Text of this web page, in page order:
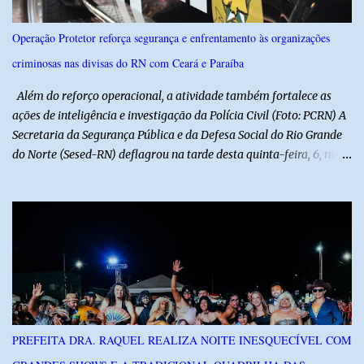
Nacional Brasileiro de modo a estimular os estudantes interpretar
e debater o seu conteúdo. De acordo com o vereador, a Secretaria
Municipal de Educação poderá expedir normas complementares
necessárias ao cumprimento da lei.
Operação Protetor reforça segurança e enfrentamento às organizações
criminosas nas divisas do RN com Ceará e Paraíba
Além do reforço operacional, a atividade também fortalece as
ações de inteligência e investigação da Polícia Civil (Foto: PCRN) A
Secretaria da Segurança Pública e da Defesa Social do Rio Grande
do Norte (Sesed-RN) deflagrou na tarde desta quinta-feira, 6, mais
do Norte com os estados do Ceará e da Paraíba. A mobilização,
com concentração e saída de equipes policiais, ocorreu às 16h, no
município de Baraúna, no Oeste potiguar. A operação reúne
efetivos da Polícia Militar do Rio Grande do Norte, da Polícia Civil
do Rio Grande do Norte e da Polícia Militar do Ceará, reforçando a
atuação integrada entre as forças de segurança e intensificando o
PREFEITA DRA. RAQUEL REALIZA NOITE INESQUECÍVEL COM